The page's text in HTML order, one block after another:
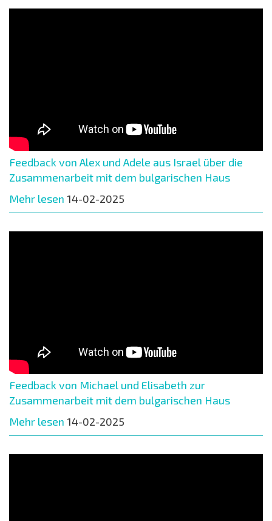
Feedback von Alex und Adele aus Israel über die
Zusammenarbeit mit dem bulgarischen Haus
Mehr lesen 14-02-2025
Feedback von Michael und Elisabeth zur
Zusammenarbeit mit dem bulgarischen Haus
Mehr lesen 14-02-2025